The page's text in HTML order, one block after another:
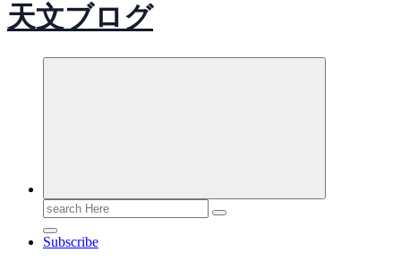
天文ブログ
Search
for:
Subscribe